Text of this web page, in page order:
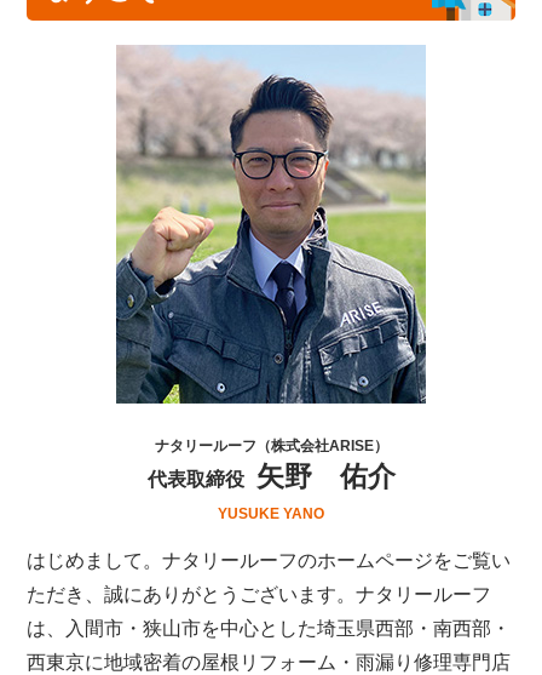
ナタリールーフ（株式会社ARISE）
代表取締役 矢野 佑介
YUSUKE YANO
はじめまして。ナタリールーフのホームページをご覧い
ただき、誠にありがとうございます。ナタリールーフ
は、
入間市・狭山市を中心とした埼玉県西部・南西部・
西東京に地域密着の屋根リフォーム・雨漏り修理専門店